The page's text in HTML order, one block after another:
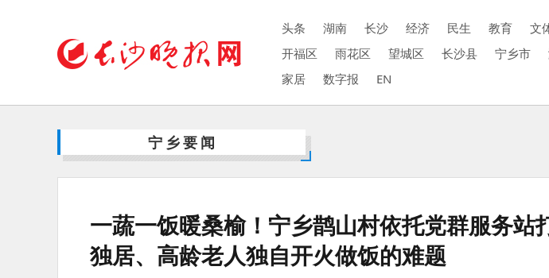
头条 湖南 长沙 经济 民生 教育 文
开福区
雨花区 望城区 长沙县 宁乡市
家居
数字报 EN
宁乡要闻
一蔬一饭暖桑榆！宁乡鹊山村依托党群服务站
独居、高龄老人独自开火做饭的难题